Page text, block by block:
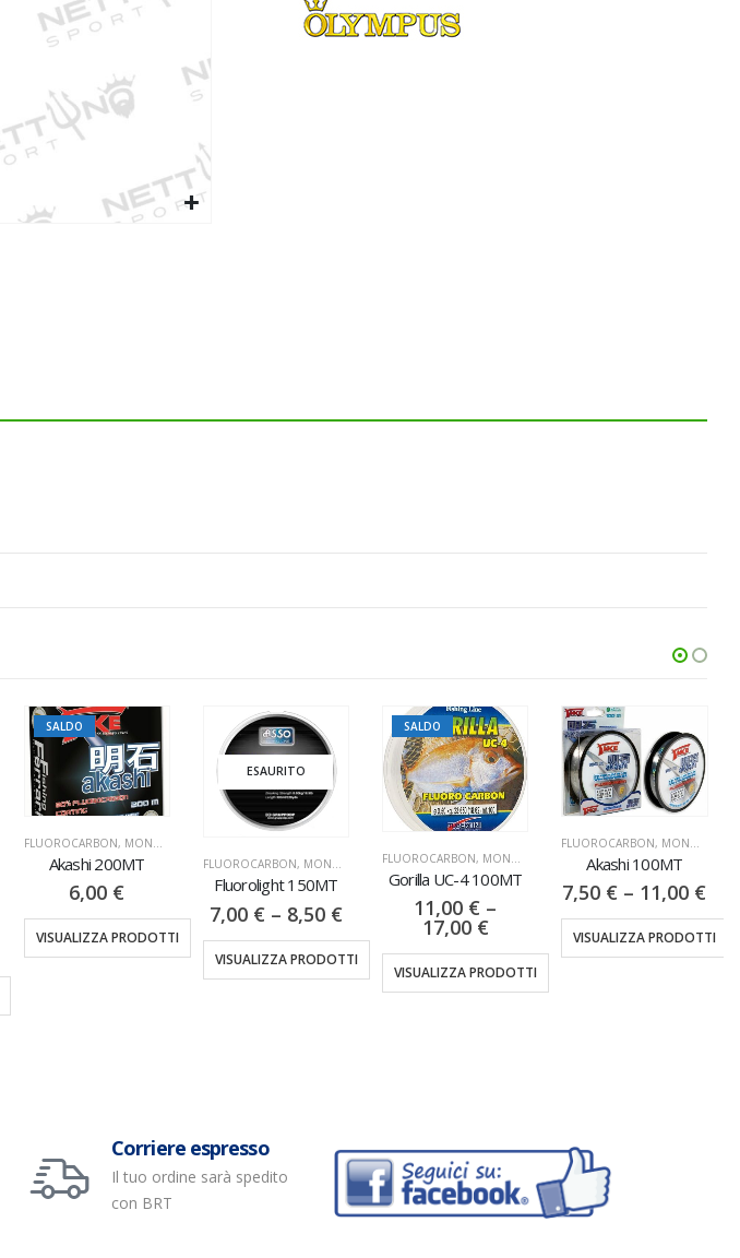
SALDO
FLUOROCARBON, MONOFILI & TRECCIATI
Akashi 200MT
6,00 €
VISUALIZZA PRODOTTI
ESAURITO
FLUOROCARBON, MONOFILI & TRECCIATI
Fluorolight 150MT
7,00 €– 8,50 €
VISUALIZZA PRODOTTI
SALDO
FLUOROCARBON, MONOFILI & TRECCIATI
Gorilla UC-4 100MT
11,00 € –
17,00 €
VISUALIZZA PRODOTTI
FLUOROCARBON, MONOFILI & TRECCIATI
Akashi 100MT
7,50 € – 11,00 €
VISUALIZZA PRODOTTI
Corriere espresso
Il tuo ordine sarà spedito
con BRT